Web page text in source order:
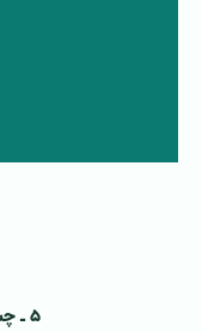
۵ ـ چشم‌انداز آینده